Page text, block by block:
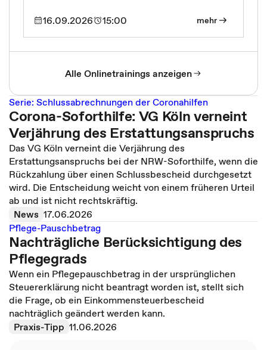
16.09.2026 15:00 mehr
Alle Onlinetrainings anzeigen
Serie: Schlussabrechnungen der Coronahilfen
Corona-Soforthilfe: VG Köln verneint
Verjährung des Erstattungsanspruchs
Das VG Köln verneint die Verjährung des
Erstattungsanspruchs bei der NRW-Soforthilfe, wenn die
Rückzahlung über einen Schlussbescheid durchgesetzt
wird. Die Entscheidung weicht von einem früheren Urteil
ab und ist nicht rechtskräftig.
News 17.06.2026
Pflege-Pauschbetrag
Nachträgliche Berücksichtigung des
Pflegegrads
Wenn ein Pflegepauschbetrag in der ursprünglichen
Steuererklärung nicht beantragt worden ist, stellt sich
die Frage, ob ein Einkommensteuerbescheid
nachträglich geändert werden kann.
Praxis-Tipp 11.06.2026